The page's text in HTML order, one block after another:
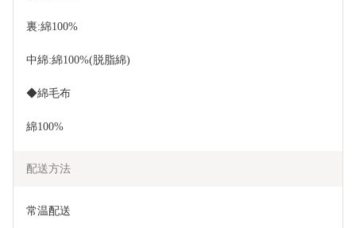
裏:綿100%
中綿:綿100%(脱脂綿)
◆綿毛布
綿100%
配送方法
常温配送